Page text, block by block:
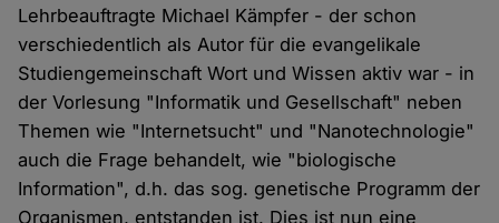
Lehrbeauftragte Michael Kämpfer - der schon
verschiedentlich als Autor für die evangelikale
Studiengemeinschaft Wort und Wissen aktiv war - in
der Vorlesung "Informatik und Gesellschaft" neben
Themen wie "Internetsucht" und "Nanotechnologie"
auch die Frage behandelt, wie "biologische
Information", d.h. das sog. genetische Programm der
Organismen, entstanden ist. Dies ist nun eine